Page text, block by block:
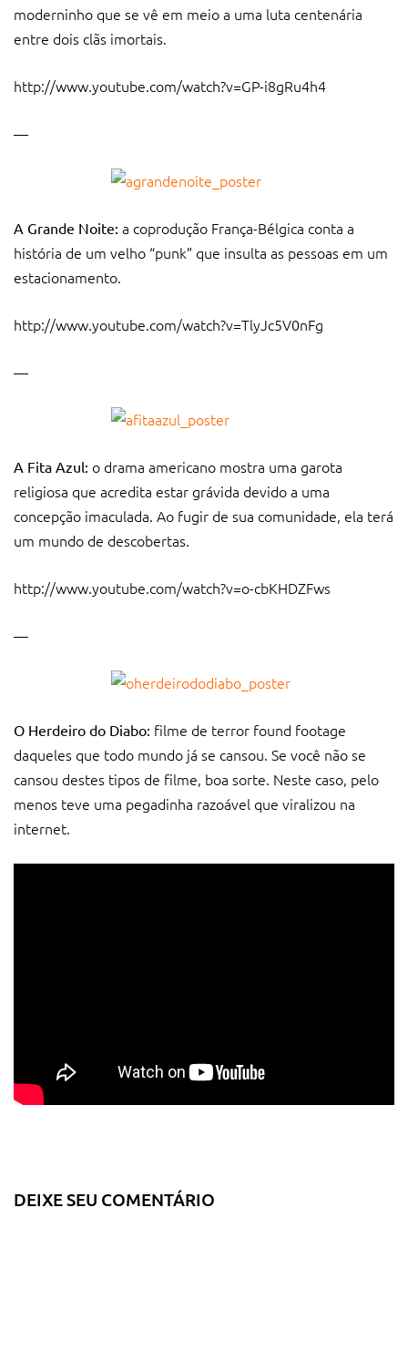
moderninho que se vê em meio a uma luta centenária
entre dois clãs imortais.
http://www.youtube.com/watch?v=GP-i8gRu4h4
—
A Grande Noite: a coprodução França-Bélgica conta a
história de um velho “punk” que insulta as pessoas em um
estacionamento.
http://www.youtube.com/watch?v=TlyJc5V0nFg
—
A Fita Azul: o drama americano mostra uma garota
religiosa que acredita estar grávida devido a uma
concepção imaculada. Ao fugir de sua comunidade, ela terá
um mundo de descobertas.
http://www.youtube.com/watch?v=o-cbKHDZFws
—
O Herdeiro do Diabo: filme de terror found footage
daqueles que todo mundo já se cansou. Se você não se
cansou destes tipos de filme, boa sorte. Neste caso, pelo
menos teve uma pegadinha razoável que viralizou na
internet.
DEIXE SEU COMENTÁRIO